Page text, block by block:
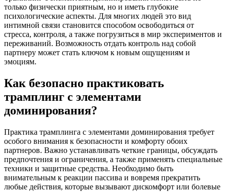
только физически приятным, но и иметь глубокие
психологические аспекты. Для многих людей это вид
интимной связи становится способом освободиться от
стресса, контроля, а также погрузиться в мир экспериментов и
переживаний. Возможность отдать контроль над собой
партнеру может стать ключом к новым ощущениям и
эмоциям.
Как безопасно практиковать
трамплинг с элементами
доминирования?
Практика трамплинга с элементами доминирования требует
особого внимания к безопасности и комфорту обоих
партнеров. Важно устанавливать четкие границы, обсуждать
предпочтения и ограничения, а также применять специальные
техники и защитные средства. Необходимо быть
внимательным к реакции пассива и вовремя прекратить
любые действия, которые вызывают дискомфорт или болевые